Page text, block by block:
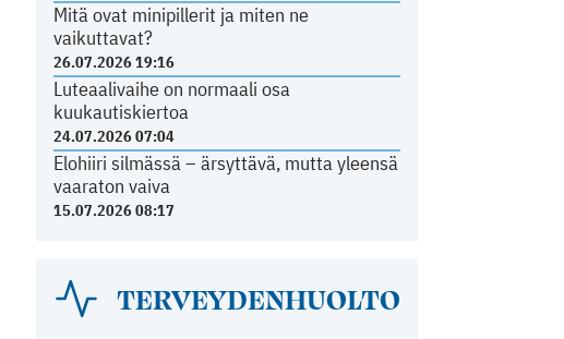
Mitä ovat minipillerit ja miten ne
vaikuttavat?
26.07.2026 19:16
Luteaalivaihe on normaali osa
kuukautiskiertoa
24.07.2026 07:04
Elohiiri silmässä – ärsyttävä, mutta yleensä
vaaraton vaiva
15.07.2026 08:17
TERVEYDENHUOLTO